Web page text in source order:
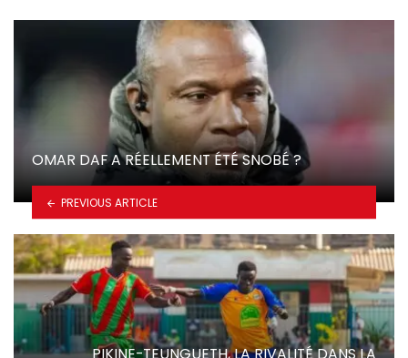
OMAR DAF A RÉELLEMENT ÉTÉ SNOBÉ ?
PREVIOUS ARTICLE
PIKINE-TEUNGUETH, LA RIVALITÉ DANS LA